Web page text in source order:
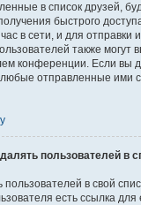
в список друзей,
быстрого
в сети, и для
также могут
конференции. Если вы
любые отправленные ими
пользователей в
в свой
есть ссылка для